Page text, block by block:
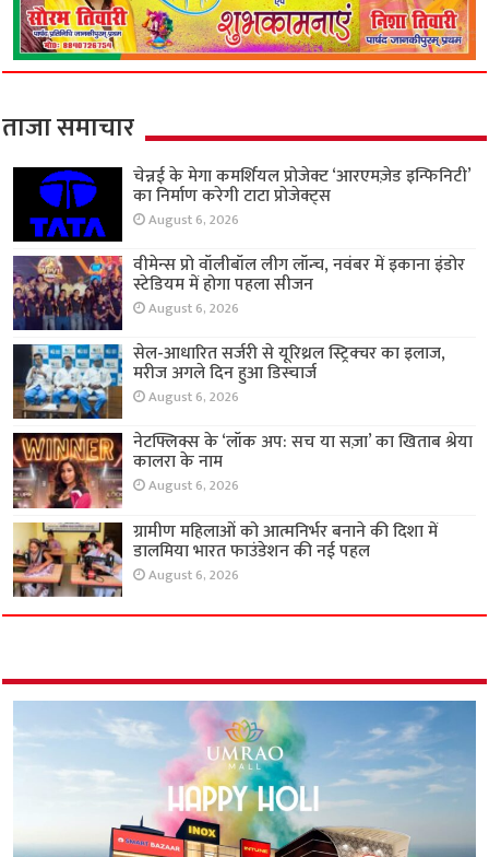
ताजा समाचार
चेन्नई के मेगा कमर्शियल प्रोजेक्ट ‘आरएमज़ेड इन्फिनिटी’
का निर्माण करेगी टाटा प्रोजेक्ट्स
August 6, 2026
वीमेन्स प्रो वॉलीबॉल लीग लॉन्च, नवंबर में इकाना इंडोर
स्टेडियम में होगा पहला सीजन
August 6, 2026
सेल-आधारित सर्जरी से यूरिथ्रल स्ट्रिक्चर का इलाज,
मरीज अगले दिन हुआ डिस्चार्ज
August 6, 2026
नेटफ्लिक्स के ‘लॉक अप: सच या सज़ा’ का खिताब श्रेया
कालरा के नाम
August 6, 2026
ग्रामीण महिलाओं को आत्मनिर्भर बनाने की दिशा में
डालमिया भारत फाउंडेशन की नई पहल
August 6, 2026